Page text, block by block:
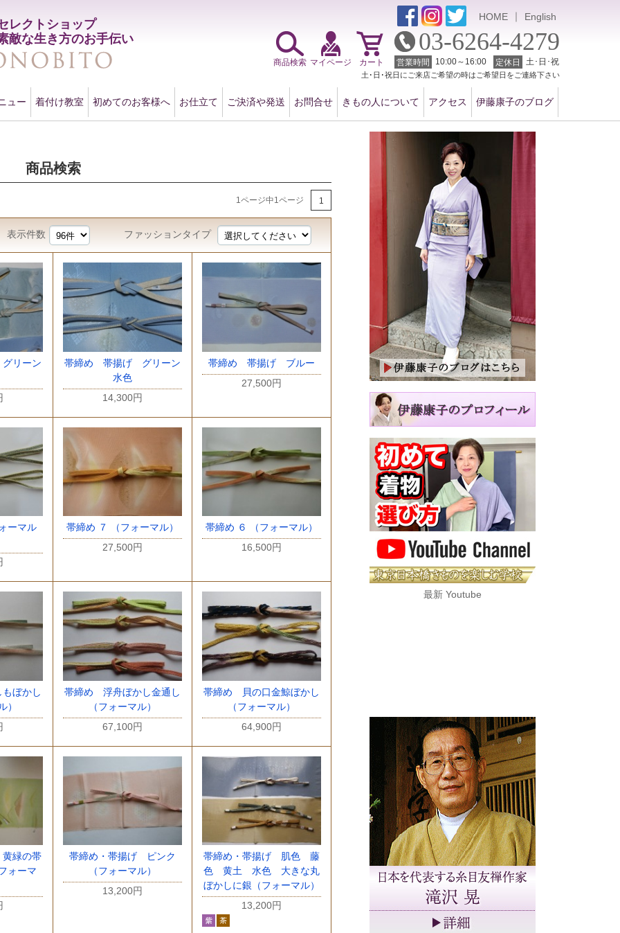
レクトショップ
敵な生き方のお手伝い
HOME ｜ English
ュー 着付け教室 初めてのお客様へ お仕立て ご決済や発送 お問合せ きもの人について アクセス 伊藤康子のブログ
商品検索 マイページ カート
03-6264-4279
営業時間 10:00～16:00 定休日 土･日･祝
土･日･祝日にご来店ご希望の時はご希望日をご連絡下さい
商品検索
1ページ中1ページ 1
表示件数 ファッションタイプ
リーン
帯締め 帯揚げ グリーン
水色
14,300円
帯締め 帯揚げ ブルー
27,500円
ーマル
帯締め ７ （フォーマル）
27,500円
帯締め ６ （フォーマル）
16,500円
ぼかし
）
帯締め 浮舟ぼかし金通し
（フォーマル）
67,100円
帯締め 貝の口金鯨ぼかし
（フォーマル）
64,900円
緑の帯
ォーマ
帯締め・帯揚げ ピンク
（フォーマル）
13,200円
帯締め・帯揚げ 肌色 藤
色 黄土 水色 大きな丸
ぼかしに銀（フォーマル）
13,200円
最新 Youtube